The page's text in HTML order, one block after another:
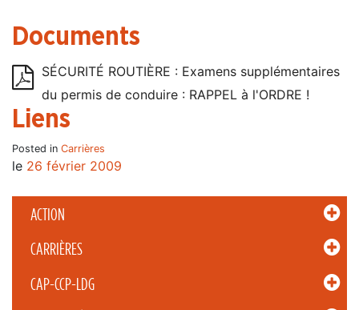
ACTION
CARRIÈRES
CAP-CCP-LDG
Documents
SÉCURITÉ ROUTIÈRE : Examens supplémentaires
du permis de conduire : RAPPEL à l'ORDRE !
Liens
Posted in Carrières
le 26 février 2009